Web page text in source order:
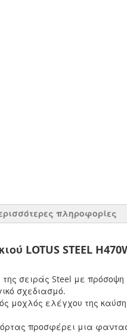
πληροφορίες
LOTUS STEEL
σειράς Steel με
σχεδιασμό.
μοχλός ελέγχου της
προσφέρει μια